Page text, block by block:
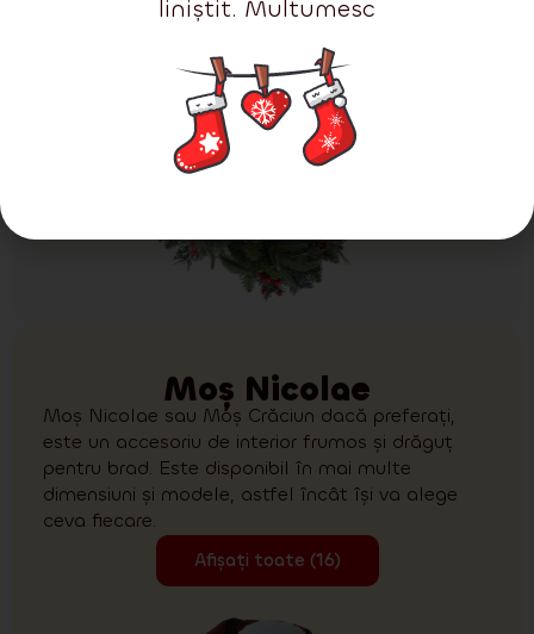
Moș Nicolae
Moș Nicolae sau Moș Crăciun dacă preferați,
este un accesoriu de interior frumos și drăguț
pentru brad. Este disponibil în mai multe
dimensiuni și modele, astfel încât își va alege
ceva fiecare.
Afișați toate (16)
liniștit. Multumesc